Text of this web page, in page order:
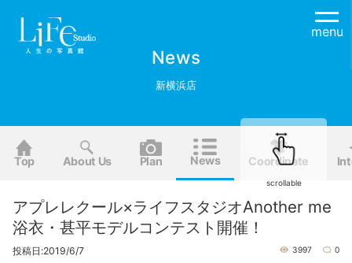
menu
News
新横浜店
Top About Us Plan News Coordinate
scrollable
アプレレクール×ライフスタジオAnother me
浴衣・甚平モデルコンテスト開催！
投稿日:2019/6/7 3997 0